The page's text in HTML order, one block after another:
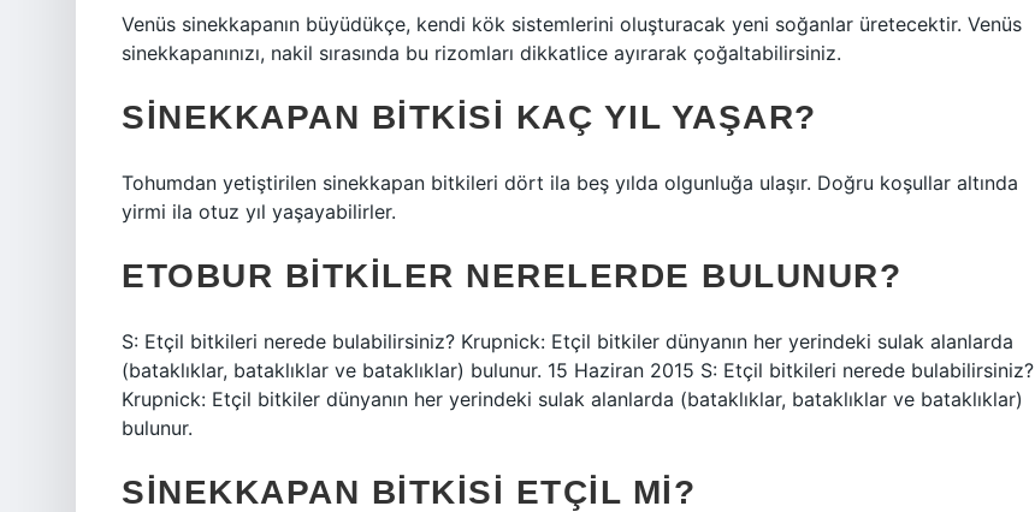
Venüs sinekkapanın büyüdükçe, kendi kök sistemlerini oluşturacak yeni soğanlar üretecektir. Venüs
sinekkapanınızı, nakil sırasında bu rizomları dikkatlice ayırarak çoğaltabilirsiniz.
SINEKKAPAN BITKISI KAÇ YIL YAŞAR?
Tohumdan yetiştirilen sinekkapan bitkileri dört ila beş yılda olgunluğa ulaşır. Doğru koşullar altında
yirmi ila otuz yıl yaşayabilirler.
ETOBUR BITKILER NERELERDE BULUNUR?
S: Etçil bitkileri nerede bulabilirsiniz? Krupnick: Etçil bitkiler dünyanın her yerindeki sulak alanlarda
(bataklıklar, bataklıklar ve bataklıklar) bulunur. 15 Haziran 2015 S: Etçil bitkileri nerede bulabilirsiniz?
Krupnick: Etçil bitkiler dünyanın her yerindeki sulak alanlarda (bataklıklar, bataklıklar ve bataklıklar)
bulunur.
SINEKKAPAN BITKISI ETÇIL MI?